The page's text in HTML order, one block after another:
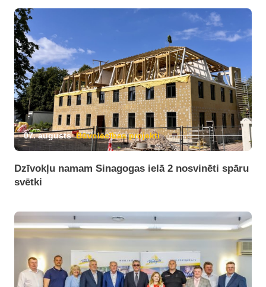
07. augusts Būvniecības projekti
Dzīvokļu namam Sinagogas ielā 2 nosvinēti spāru
svētki